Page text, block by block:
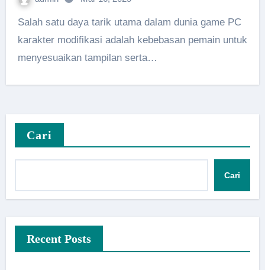
Salah satu daya tarik utama dalam dunia game PC
karakter modifikasi adalah kebebasan pemain untuk
menyesuaikan tampilan serta…
Cari
Cari
Recent Posts